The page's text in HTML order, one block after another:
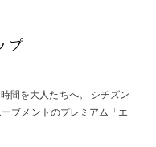
プ
間を大人たちへ。 シチズン
ブメントのプレミアム「エ